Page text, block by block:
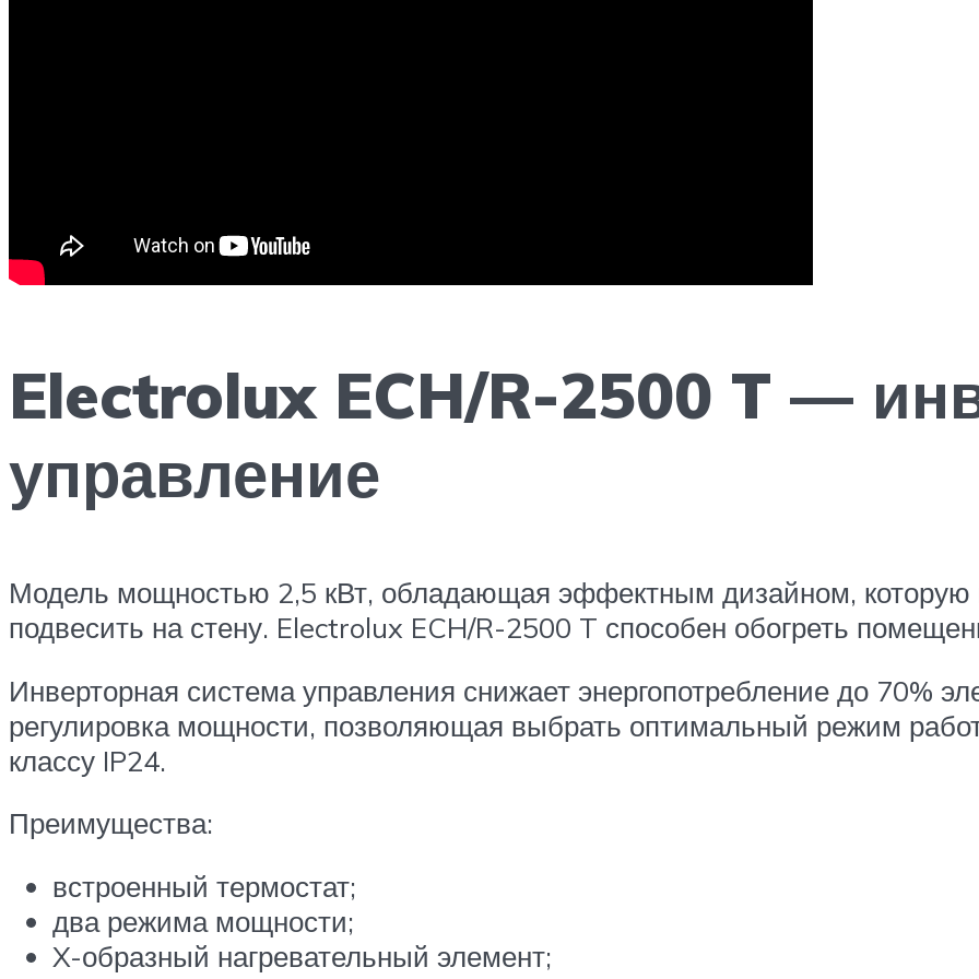
Electrolux ECH/R-2500 T —
управление
Модель мощностью 2,5 кВт, обладающая эффектным дизайном, которую
подвесить на стену. Electrolux ECH/R-2500 T способен обогреть
Инверторная система управления снижает энергопотребление до 70%
регулировка мощности, позволяющая выбрать оптимальный режим
классу IP24.
Преимущества:
встроенный термостат;
два режима мощности;
X-образный нагревательный элемент;